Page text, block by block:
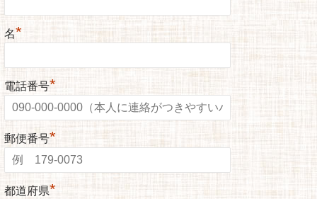
名*
電話番号*
郵便番号*
都道府県*